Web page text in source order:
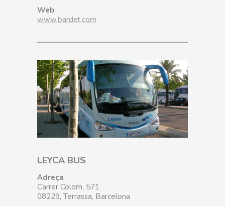
Web
www.bardet.com
LEYCA BUS
Adreça
Carrer Colom, 571
08229, Terrassa, Barcelona